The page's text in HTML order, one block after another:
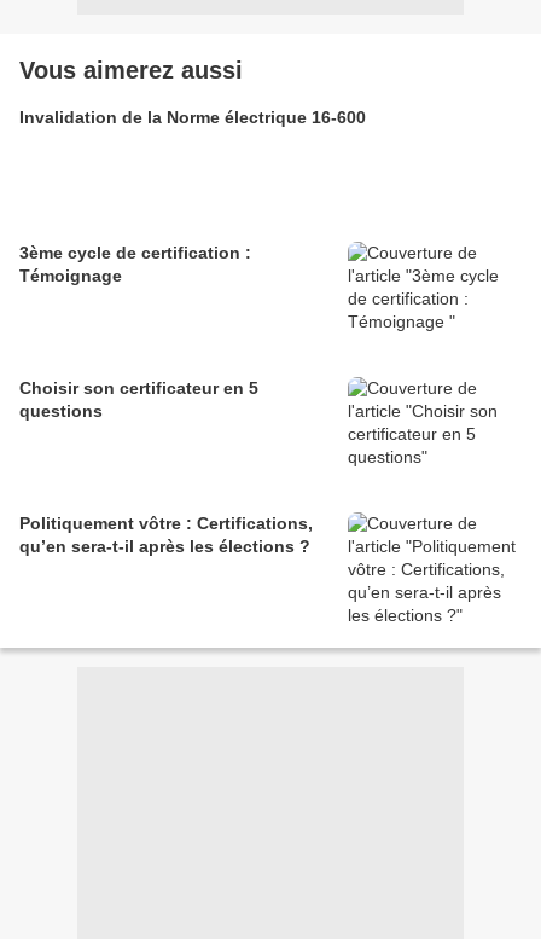
Vous aimerez aussi
Invalidation de la Norme électrique 16-600
3ème cycle de certification :
Témoignage
Choisir son certificateur en 5
questions
Politiquement vôtre : Certifications,
qu’en sera-t-il après les élections ?